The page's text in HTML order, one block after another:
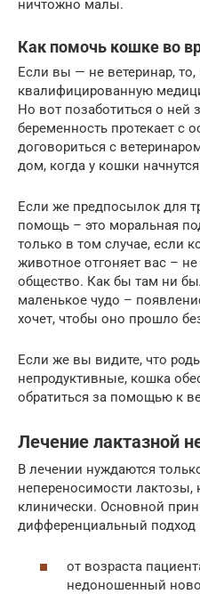
ничтожно малы.
Как помочь кошке во
Если вы — не ветеринар,
квалифицированную
Но вот позаботиться о ней
беременность протекает с
договориться с
дом, когда у кошки
Если же предпосылок для
помощь – это моральная
только в том случае, если
животное отгоняет вас –
общество. Как бы там ни
маленькое чудо –
хочет, чтобы оно прошло
Если же вы видите, что
непродуктивные, кошка
обратиться за помощью к
Лечение лактазной
В лечении нуждаются
непереносимости лактозы,
клинически. Основной
дифференциальный подход
от возраста
недоношенный